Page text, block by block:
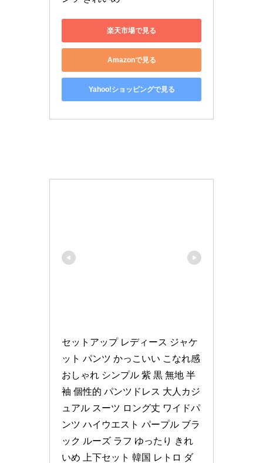
楽天市場で見る
Amazonで見る
Yahoo!ショッピングで見る
セットアップ レディース ジャケ
ット パンツ かっこいい こなれ感
おしゃれ シンプル 紫 黒 無地 半
袖 個性的 パンツドレス 大人カジ
ュアル スーツ ロング丈 ワイドパ
ンツ ハイウエスト パープル ブラ
ック ルーズ ラフ ゆったり きれ
いめ 上下セット 韓国 レトロ ダ